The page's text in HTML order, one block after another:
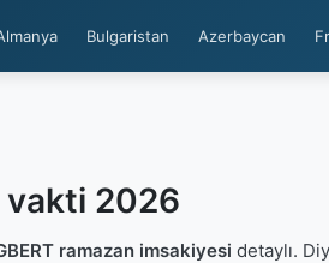
Bulgaristan Azerbaycan
vakti 2026
ramazan imsakiyesi detaylı.